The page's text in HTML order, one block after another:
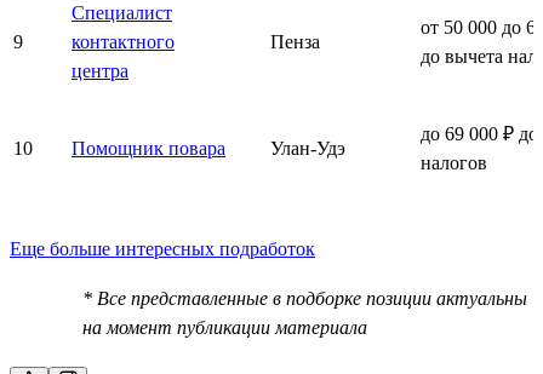
9
Специалист
контактного
центра
Пенза
от 50 000 до
до вычета
10 Помощник повара Улан-Удэ
до 69 000 ₽ до
налогов
Еще больше интересных подработок
* Все представленные в подборке позиции актуальны
на момент публикации материала